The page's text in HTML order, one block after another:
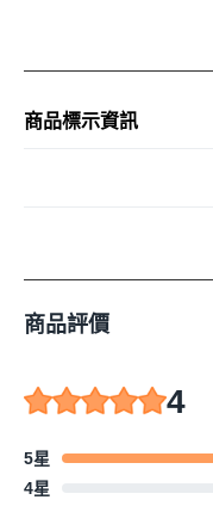
商品標示資訊
商品評價
4
5星
4星